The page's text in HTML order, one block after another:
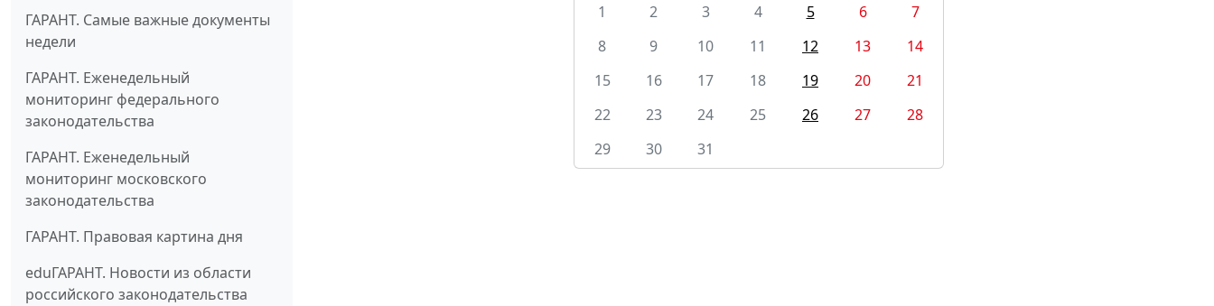
ГАРАНТ. Самые важные документы
недели
ГАРАНТ. Еженедельный
мониторинг федерального
законодательства
ГАРАНТ. Еженедельный
мониторинг московского
законодательства
ГАРАНТ. Правовая картина дня
eduГАРАНТ. Новости из области
российского законодательства
1
2 3 4 5 6
7
8
9 10 11 12 13
14
15
16 17 18 19 20
21
22
23 24 25 26 27
28
29
30 31